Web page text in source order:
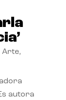
Arte,
autora